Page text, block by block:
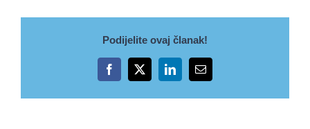
Podijelite ovaj članak!
Facebook
X LinkedInEmail